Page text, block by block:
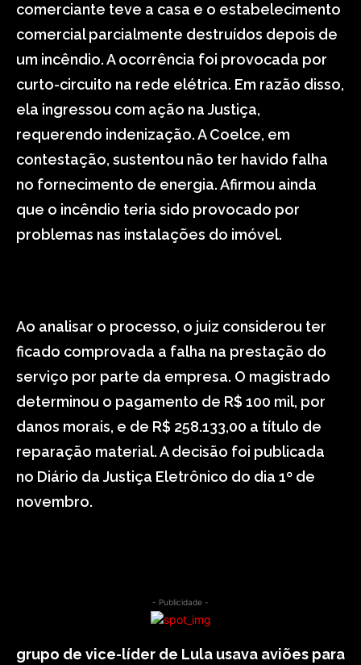
comerciante teve a casa e o estabelecimento
comercial parcialmente destruídos depois de
um incêndio. A ocorrência foi provocada por
curto-circuito na rede elétrica. Em razão disso,
ela ingressou com ação na Justiça,
requerendo indenização. A Coelce, em
contestação, sustentou não ter havido falha
no fornecimento de energia. Afirmou ainda
que o incêndio teria sido provocado por
problemas nas instalações do imóvel.
Ao analisar o processo, o juiz considerou ter
ficado comprovada a falha na prestação do
serviço por parte da empresa. O magistrado
determinou o pagamento de R$ 100 mil, por
danos morais, e de R$ 258.133,00 a título de
reparação material. A decisão foi publicada
no Diário da Justiça Eletrônico do dia 1º de
novembro.
- Publicidade -
grupo de vice-líder de Lula usava aviões para